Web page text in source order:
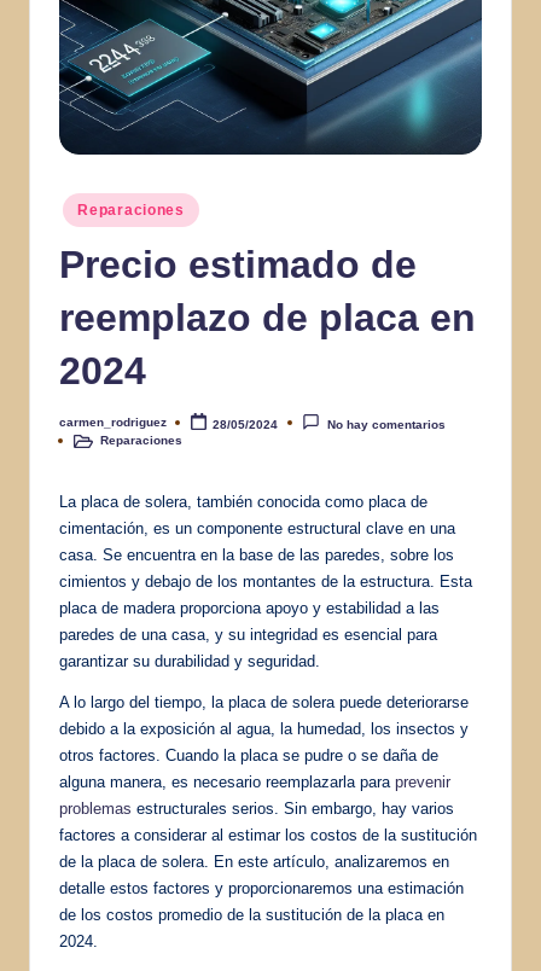
Publicado
en
Reparaciones
Precio estimado de
reemplazo de placa en
2024
Publicado
por
carmen_rodriguez 28/05/2024
No hay comentarios
PublicadoReparaciones
La placa de solera, también conocida como placa de
cimentación, es un componente estructural clave en una
casa. Se encuentra en la base de las paredes, sobre los
cimientos y debajo de los montantes de la estructura. Esta
placa de madera proporciona apoyo y estabilidad a las
paredes de una casa, y su integridad es esencial para
garantizar su durabilidad y seguridad.
A lo largo del tiempo, la placa de solera puede deteriorarse
debido a la exposición al agua, la humedad, los insectos y
otros factores. Cuando la placa se pudre o se daña de
alguna manera, es necesario reemplazarla para prevenir
problemas estructurales serios. Sin embargo, hay varios
factores a considerar al estimar los costos de la sustitución
de la placa de solera. En este artículo, analizaremos en
detalle estos factores y proporcionaremos una estimación
de los costos promedio de la sustitución de la placa en
2024.